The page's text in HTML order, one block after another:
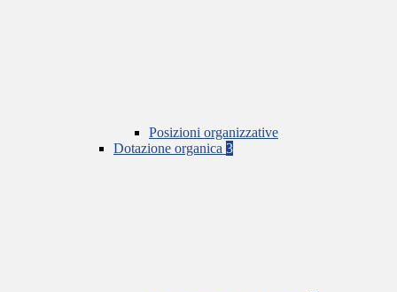
Posizioni organizzative
Dotazione organica 3